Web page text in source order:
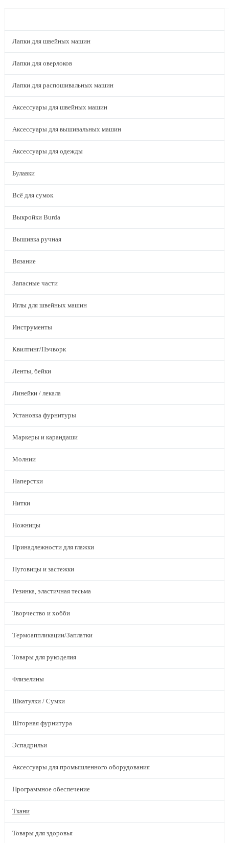
Лапки для швейных машин
Лапки для оверлоков
Лапки для распошивальных машин
Аксессуары для швейных машин
Аксессуары для вышивальных машин
Аксессуары для одежды
Булавки
Всё для сумок
Выкройки Burda
Вышивка ручная
Вязание
Запасные части
Иглы для швейных машин
Инструменты
Квилтинг/Пэчворк
Ленты, бейки
Линейки / лекала
Установка фурнитуры
Маркеры и карандаши
Молнии
Наперстки
Нитки
Ножницы
Принадлежности для глажки
Пуговицы и застежки
Резинка, эластичная тесьма
Творчество и хобби
Термоаппликации/Заплатки
Товары для рукоделия
Флизелины
Шкатулки / Сумки
Шторная фурнитура
Эспадрильи
Аксессуары для промышленного оборудования
Программное обеспечение
Ткани
Товары для здоровья